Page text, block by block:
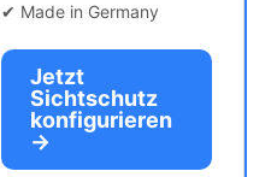
✔ Made in Germany
Jetzt
Sichtschutz
konfigurieren
→